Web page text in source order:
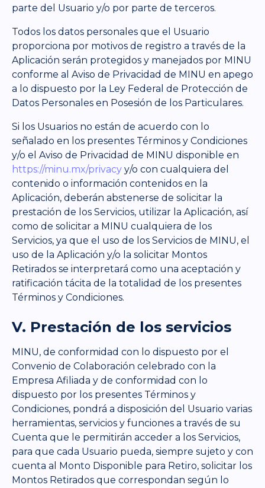
parte del Usuario y/o por parte de terceros.
Todos los datos personales que el Usuario
proporciona por motivos de registro a través de la
Aplicación serán protegidos y manejados por MINU
conforme al Aviso de Privacidad de MINU en apego
a lo dispuesto por la Ley Federal de Protección de
Datos Personales en Posesión de los Particulares.
Si los Usuarios no están de acuerdo con lo
señalado en los presentes Términos y Condiciones
y/o el Aviso de Privacidad de MINU disponible en
https://minu.mx/privacy y/o con cualquiera del
contenido o información contenidos en la
Aplicación, deberán abstenerse de solicitar la
prestación de los Servicios, utilizar la Aplicación, así
como de solicitar a MINU cualquiera de los
Servicios, ya que el uso de los Servicios de MINU, el
uso de la Aplicación y/o la solicitar Montos
Retirados se interpretará como una aceptación y
ratificación tácita de la totalidad de los presentes
Términos y Condiciones.
V. Prestación de los servicios
MINU, de conformidad con lo dispuesto por el
Convenio de Colaboración celebrado con la
Empresa Afiliada y de conformidad con lo
dispuesto por los presentes Términos y
Condiciones, pondrá a disposición del Usuario varias
herramientas, servicios y funciones a través de su
Cuenta que le permitirán acceder a los Servicios,
para que cada Usuario pueda, siempre sujeto y con
cuenta al Monto Disponible para Retiro, solicitar los
Montos Retirados que correspondan según lo